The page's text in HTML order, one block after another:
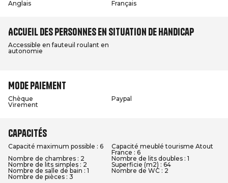
Anglais Français
Accueil des personnes en situation de handicap
Accessible en fauteuil roulant en
autonomie
Mode paiement
Chèque
Paypal
Virement
Capacités
Capacité maximum possible : 6
Capacité meublé tourisme Atout
France : 6
Nombre de chambres : 2
Nombre de lits doubles : 1
Nombre de lits simples : 2
Superficie (m2) : 64
Nombre de salle de bain : 1
Nombre de WC : 2
Nombre de pièces : 3